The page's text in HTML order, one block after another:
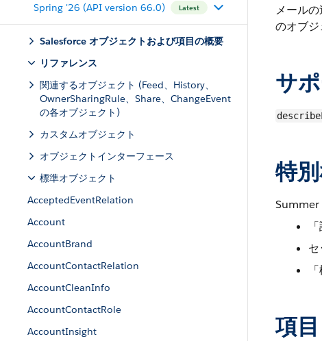
Spring '26 (API version 66.0) Latest
Salesforce オブジェクトおよび項目の概要
リファレンス
関連するオブジェクト (Feed、History、
OwnerSharingRule、Share、ChangeEvent
の各オブジェクト)
カスタムオブジェクト
オブジェクトインターフェース
標準オブジェクト
AcceptedEventRelation
Account
AccountBrand
AccountContactRelation
AccountCleanInfo
AccountContactRole
AccountInsight
メール
のオブジ
サ
特
Summer
項目